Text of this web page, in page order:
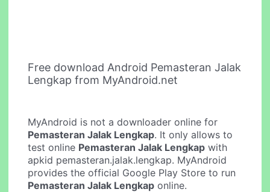
Free download Android Pemasteran Jalak
Lengkap from MyAndroid.net
MyAndroid is not a downloader online for
Pemasteran Jalak Lengkap. It only allows to
test online Pemasteran Jalak Lengkap with
apkid pemasteran.jalak.lengkap. MyAndroid
provides the official Google Play Store to run
Pemasteran Jalak Lengkap online.